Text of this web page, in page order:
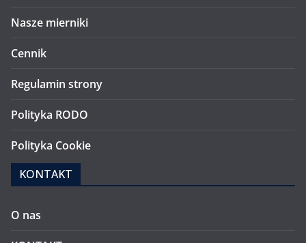
Nasze mierniki
Cennik
Regulamin strony
Polityka RODO
Polityka Cookie
KONTAKT
O nas